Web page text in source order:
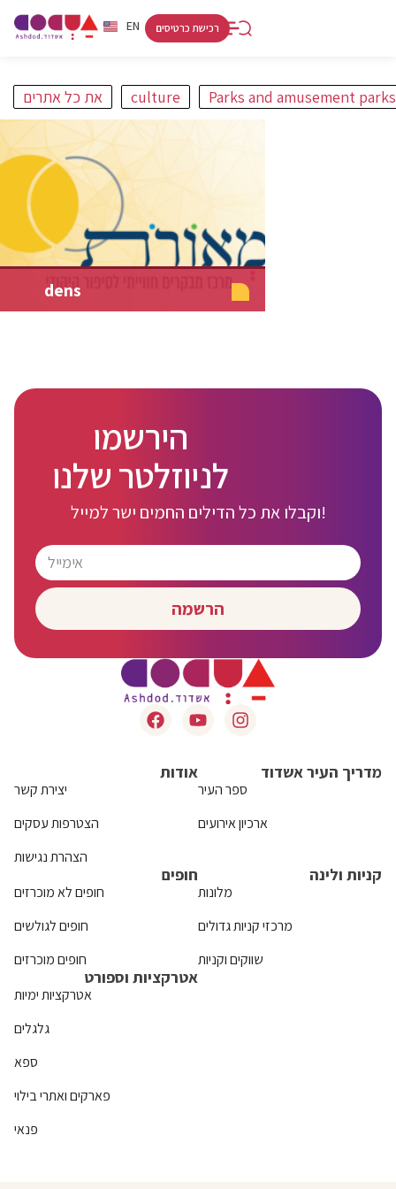
EN
HE
רכישת כרטיסים
מסלולים חופים אמנות ותרבות אתרים קניות ולינה
את כל אתרים culture Parks and amusement parks
dens
הירשמו
לניוזלטר שלנו
וקבלו את כל הדילים החמים ישר למייל!
הרשמה
אודות
יצירת קשר
הצטרפות עסקים
הצהרת נגישות
מדריך העיר אשדוד
ספר העיר
ארכיון אירועים
חופים
חופים לא מוכרזים
חופים לגולשים
חופים מוכרזים
קניות ולינה
מלונות
מרכזי קניות גדולים
שווקים וקניות
אטרקציות וספורט
אטרקציות ימיות
גלגלים
ספא
פארקים ואתרי בילוי
פנאי